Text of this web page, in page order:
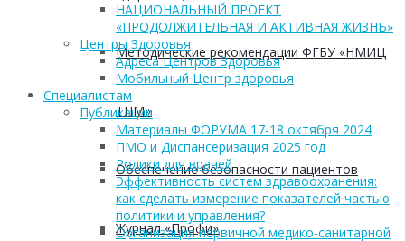
Методические рекомендации ФГБУ «НМИЦ
ТПМ»
Обеспечение безопасности пациентов
Журнал «Профи»
НАЦИОНАЛЬНЫЙ ПРОЕКТ
«ПРОДОЛЖИТЕЛЬНАЯ И АКТИВНАЯ ЖИЗНЬ»
Центры Здоровья
Адреса Центров Здоровья
Мобильный Центр здоровья
Cпециалистам
Публикации
Материалы ФОРУМА 17-18 октября 2024
ПМО и Диспансеризация 2025 год
Ролики для врачей
Эффективность систем здравоохранения:
как сделать измерение показателей частью
политики и управления?
Организация первичной медико-санитарной